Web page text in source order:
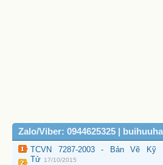
Zalo/Viber: 0944625325 |
TCVN 7287-2003 - Bản Vẽ Kỹ
Tử 17/10/2015